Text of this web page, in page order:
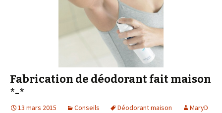
Fabrication de déodorant fait maison
*-*
13 mars 2015 Conseils Déodorant maison MaryD